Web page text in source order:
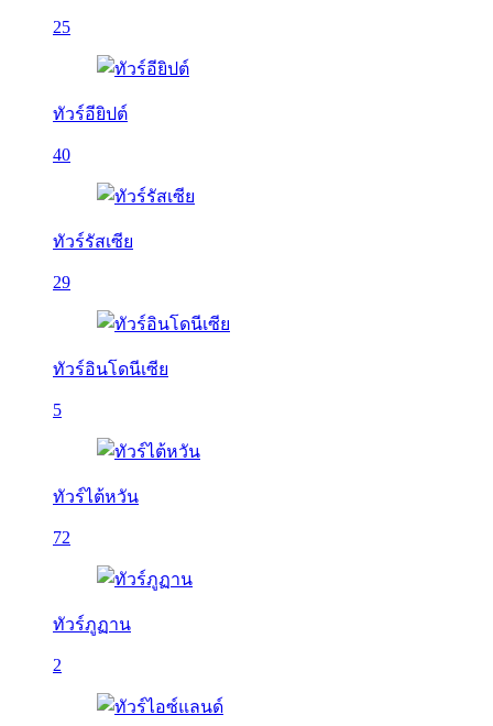
25
ทัวร์อียิปต์
40
ทัวร์รัสเซีย
29
ทัวร์อินโดนีเซีย
5
ทัวร์ไต้หวัน
72
ทัวร์ภูฏาน
2